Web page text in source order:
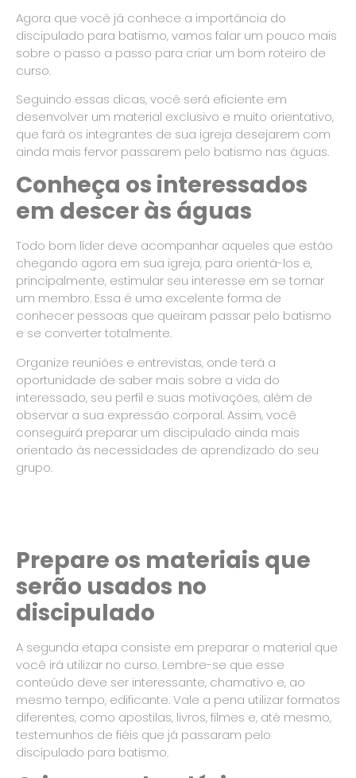
Agora que você já conhece a importância do
discipulado para batismo, vamos falar um pouco mais
sobre o passo a passo para criar um bom roteiro de
curso.
Seguindo essas dicas, você será eficiente em
desenvolver um material exclusivo e muito orientativo,
que fará os integrantes de sua igreja desejarem com
ainda mais fervor passarem pelo batismo nas águas.
Conheça os interessados
em descer às águas
Todo bom líder deve acompanhar aqueles que estão
chegando agora em sua igreja, para orientá-los e,
principalmente, estimular seu interesse em se tornar
um membro. Essa é uma excelente forma de
conhecer pessoas que queiram passar pelo batismo
e se converter totalmente.
Organize reuniões e entrevistas, onde terá a
oportunidade de saber mais sobre a vida do
interessado, seu perfil e suas motivações, além de
observar a sua expressão corporal. Assim, você
conseguirá preparar um discipulado ainda mais
orientado às necessidades de aprendizado do seu
grupo.
Prepare os materiais que
serão usados no
discipulado
A segunda etapa consiste em preparar o material que
você irá utilizar no curso. Lembre-se que esse
conteúdo deve ser interessante, chamativo e, ao
mesmo tempo, edificante. Vale a pena utilizar formatos
diferentes, como apostilas, livros, filmes e, até mesmo,
testemunhos de fiéis que já passaram pelo
discipulado para batismo.